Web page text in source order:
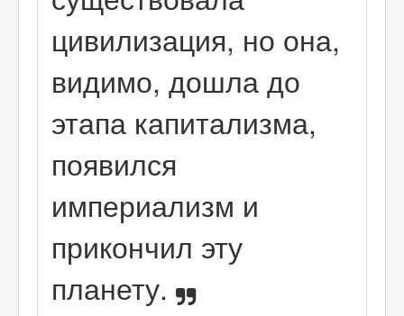
цивилизация, но она,
видимо, дошла до
этапа капитализма,
появился
империализм и
прикончил эту
планету.